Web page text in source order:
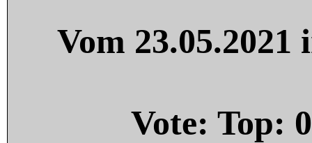
Vom
Vote: Top: 0